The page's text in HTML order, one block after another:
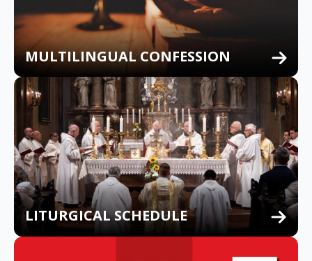
MULTILINGUAL CONFESSION
LITURGICAL SCHEDULE